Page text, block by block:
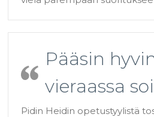
Pääsin
vieraassa
Pidin Heidin opetustyylistä